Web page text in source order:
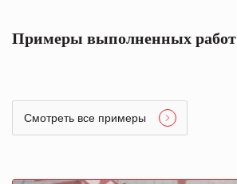
Примеры выполненных работ
Смотреть все примеры